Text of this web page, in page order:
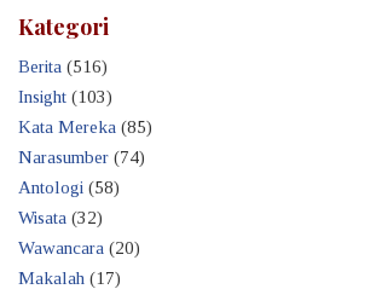
Kategori
Berita (516)
Insight (103)
Kata Mereka (85)
Narasumber (74)
Antologi (58)
Wisata (32)
Wawancara (20)
Makalah (17)